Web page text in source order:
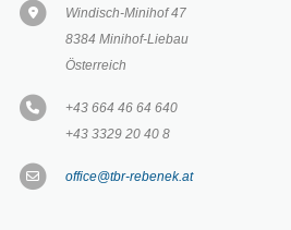
Windisch-Minihof 47
8384 Minihof-Liebau
Österreich
+43 664 46 64 640
+43 3329 20 40 8
office@tbr-rebenek.at